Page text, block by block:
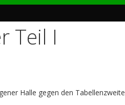
Teil I
Halle gegen den